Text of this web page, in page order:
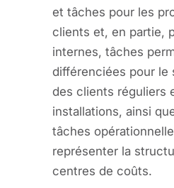
et tâches pour les
clients et, en partie,
internes, tâches
différenciées pour le
des clients réguliers
installations, ainsi
tâches
représenter la
centres de coûts.